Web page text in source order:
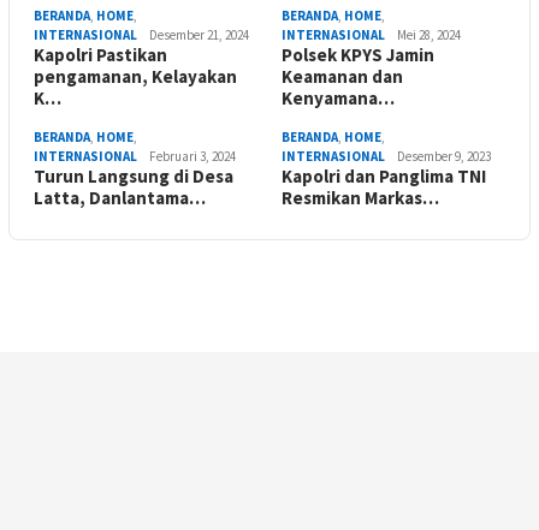
BERANDA, HOME,
INTERNASIONAL
Desember 21, 2024
Kapolri Pastikan
pengamanan, Kelayakan
K…
BERANDA, HOME,
INTERNASIONAL
Mei 28, 2024
Polsek KPYS Jamin
Keamanan dan
Kenyamana…
BERANDA, HOME,
INTERNASIONAL
Februari 3, 2024
Turun Langsung di Desa
Latta, Danlantama…
BERANDA, HOME,
INTERNASIONAL
Desember 9, 2023
Kapolri dan Panglima TNI
Resmikan Markas…